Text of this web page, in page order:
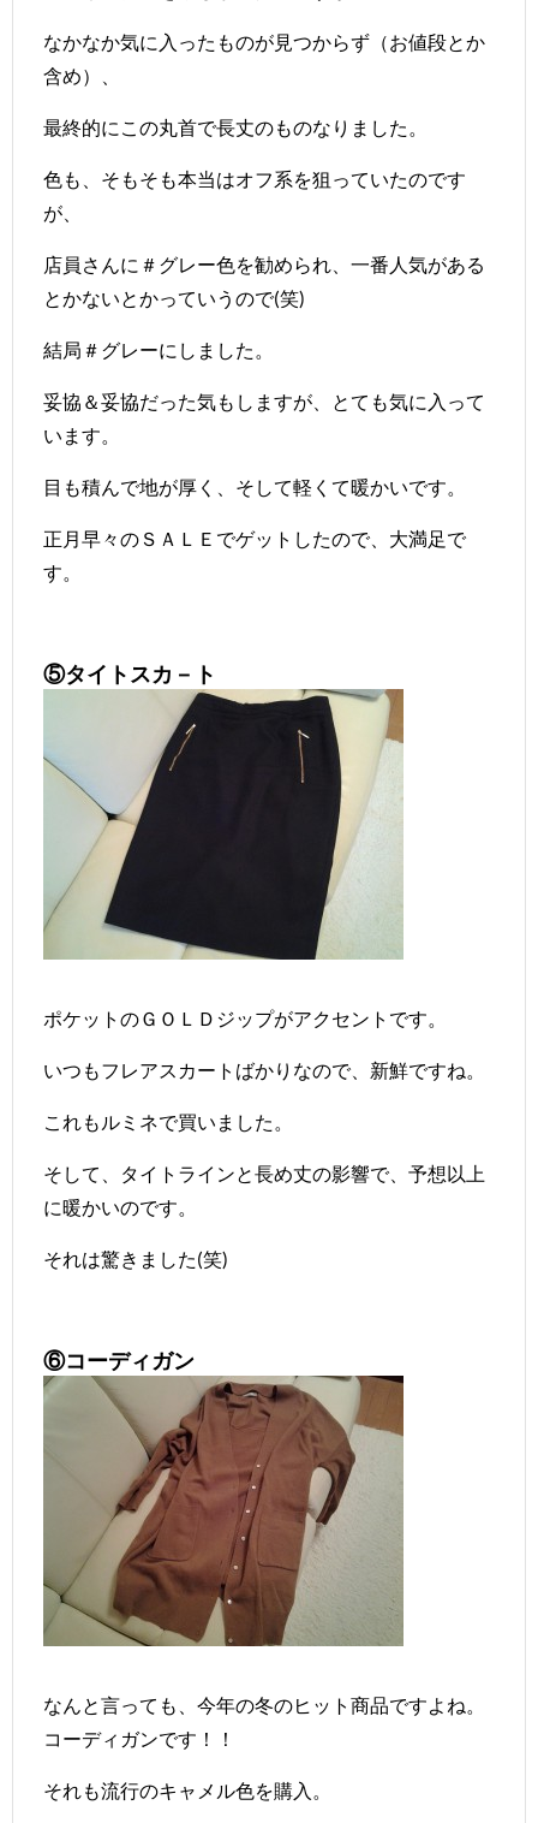
なかなか気に入ったものが見つからず（お値段とか
含め）、
最終的にこの丸首で長丈のものなりました。
色も、そもそも本当はオフ系を狙っていたのです
が、
店員さんに＃グレー色を勧められ、一番人気がある
とかないとかっていうので(笑)
結局＃グレーにしました。
妥協＆妥協だった気もしますが、とても気に入って
います。
目も積んで地が厚く、そして軽くて暖かいです。
正月早々のＳＡＬＥでゲットしたので、大満足で
す。
⑤タイトスカ－ト
ポケットのＧＯＬＤジップがアクセントです。
いつもフレアスカートばかりなので、新鮮ですね。
これもルミネで買いました。
そして、タイトラインと長め丈の影響で、予想以上
に暖かいのです。
それは驚きました(笑)
⑥コーディガン
なんと言っても、今年の冬のヒット商品ですよね。
コーディガンです！！
それも流行のキャメル色を購入。